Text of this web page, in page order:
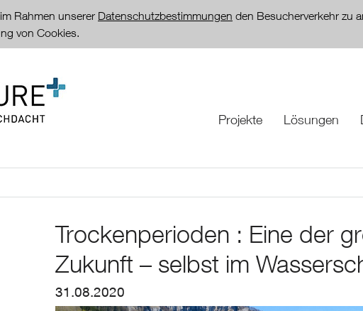
Rahmen unserer Datenschutzbestimmungen den Besucherverkehr zu
von Cookies.
Projekte Lösungen
Trockenperioden : Eine der
Zukunft – selbst im
31.08.2020